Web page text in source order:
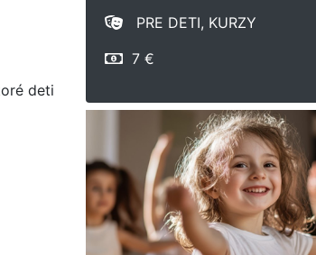
deti
PRE DETI, KURZY
7 €